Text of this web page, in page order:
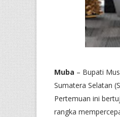
Muba – Bupati
Sumatera Selatan
Pertemuan ini
rangka